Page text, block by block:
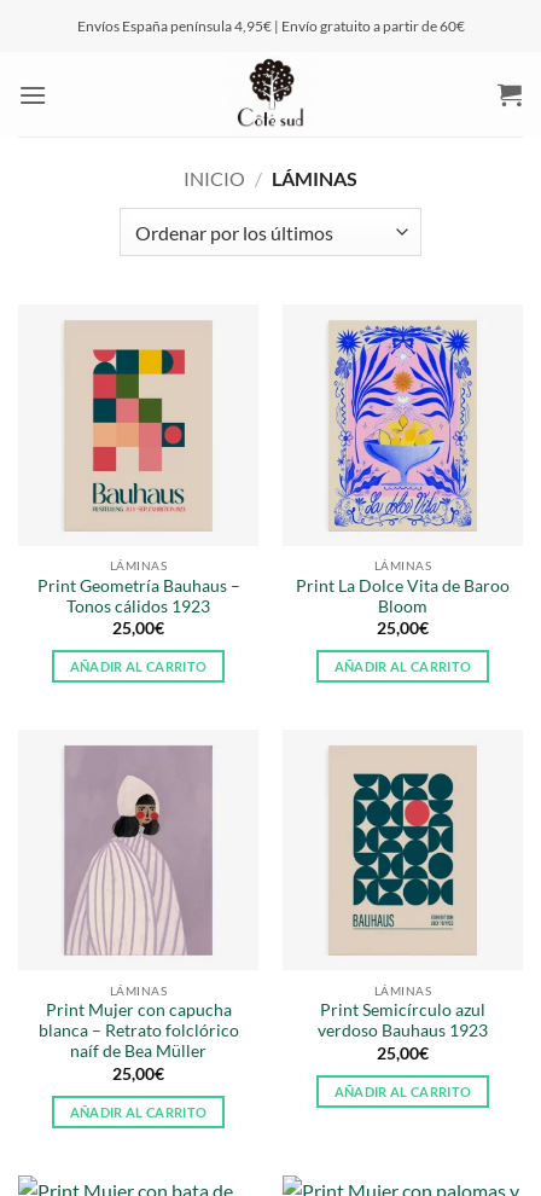
Envíos España península 4,95€ | Envío gratuito a partir de 60€
INICIO / LÁMINAS
LÁMINAS
Print Geometría Bauhaus –
Tonos cálidos 1923
25,00€
AÑADIR AL CARRITO
LÁMINAS
Print La Dolce Vita de Baroo
Bloom
25,00€
AÑADIR AL CARRITO
LÁMINAS
Print Mujer con capucha
blanca – Retrato folclórico
naíf de Bea Müller
25,00€
AÑADIR AL CARRITO
LÁMINAS
Print Semicírculo azul
verdoso Bauhaus 1923
25,00€
AÑADIR AL CARRITO